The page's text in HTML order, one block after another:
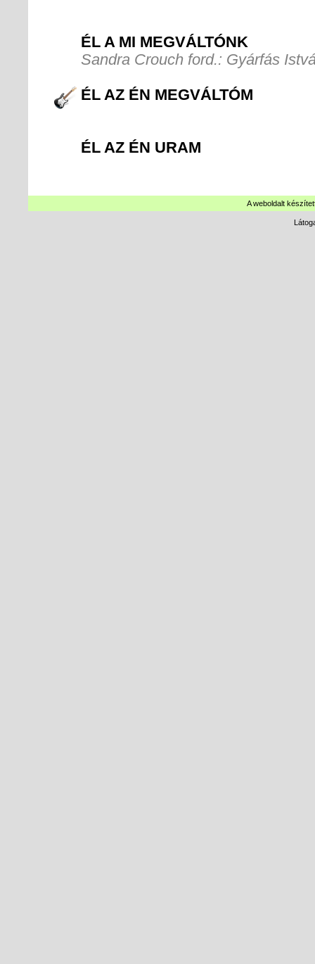
ÉL A MI MEGVÁLTÓNK
Sandra Crouch ford.: Gyárfás
ÉL AZ ÉN MEGVÁLTÓM
ÉL AZ ÉN URAM
A weboldalt